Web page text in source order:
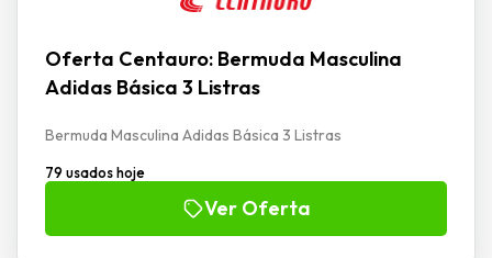
Oferta Centauro: Bermuda Masculina
Adidas Básica 3 Listras
Bermuda Masculina Adidas Básica 3 Listras
79 usados hoje
Ver Oferta